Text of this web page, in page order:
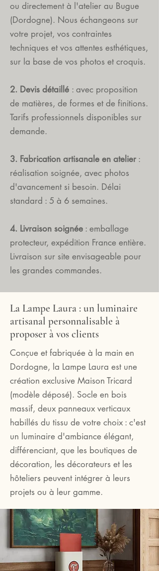
ou directement à l'atelier au Bugue
(Dordogne). Nous échangeons sur
votre projet, vos contraintes
techniques et vos attentes esthétiques,
sur la base de vos photos et croquis.
2. Devis détaillé : avec proposition
de matières, de formes et de finitions.
Tarifs professionnels disponibles sur
demande.
3. Fabrication artisanale en atelier :
réalisation soignée, avec photos
d'avancement si besoin. Délai
standard : 5 à 6 semaines.
4. Livraison soignée : emballage
protecteur, expédition France entière.
Livraison sur site envisageable pour
les grandes commandes.
La Lampe Laura : un luminaire
artisanal personnalisable à
proposer à vos clients
Conçue et fabriquée à la main en
Dordogne, la Lampe Laura est une
création exclusive Maison Tricard
(modèle déposé). Socle en bois
massif, deux panneaux verticaux
habillés du tissu de votre choix : c'est
un luminaire d'ambiance élégant,
différenciant, que les boutiques de
décoration, les décorateurs et les
hôteliers peuvent intégrer à leurs
projets ou à leur gamme.